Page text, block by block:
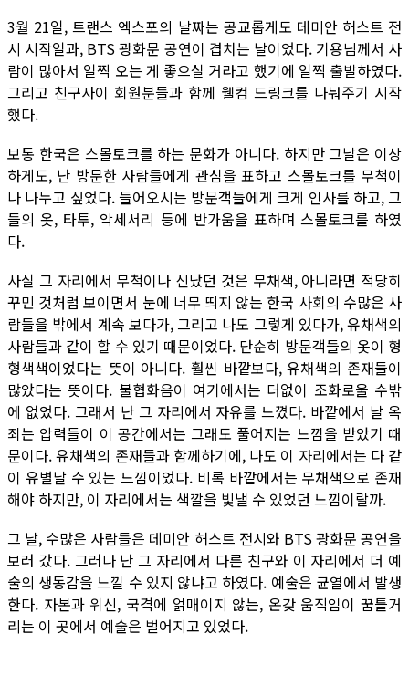
3월 21일, 트랜스 엑스포의 날짜는 공교롭게도 데미안 허스트 전
시 시작일과, BTS 광화문 공연이 겹치는 날이었다. 기용님께서 사
람이 많아서 일찍 오는 게 좋으실 거라고 했기에 일찍 출발하였다.
그리고 친구사이 회원분들과 함께 웰컴 드링크를 나눠주기 시작
했다.
보통 한국은 스몰토크를 하는 문화가 아니다. 하지만 그날은 이상
하게도, 난 방문한 사람들에게 관심을 표하고 스몰토크를 무척이
나 나누고 싶었다. 들어오시는 방문객들에게 크게 인사를 하고, 그
들의 옷, 타투, 악세서리 등에 반가움을 표하며 스몰토크를 하였
다.
사실 그 자리에서 무척이나 신났던 것은 무채색, 아니라면 적당히
꾸민 것처럼 보이면서 눈에 너무 띄지 않는 한국 사회의 수많은 사
람들을 밖에서 계속 보다가, 그리고 나도 그렇게 있다가, 유채색의
사람들과 같이 할 수 있기 때문이었다. 단순히 방문객들의 옷이 형
형색색이었다는 뜻이 아니다. 훨씬 바깥보다, 유채색의 존재들이
많았다는 뜻이다. 불협화음이 여기에서는 더없이 조화로울 수밖
에 없었다. 그래서 난 그 자리에서 자유를 느꼈다. 바깥에서 날 옥
죄는 압력들이 이 공간에서는 그래도 풀어지는 느낌을 받았기 때
문이다. 유채색의 존재들과 함께하기에, 나도 이 자리에서는 다 같
이 유별날 수 있는 느낌이었다. 비록 바깥에서는 무채색으로 존재
해야 하지만, 이 자리에서는 색깔을 빛낼 수 있었던 느낌이랄까.
그 날, 수많은 사람들은 데미안 허스트 전시와 BTS 광화문 공연을
보러 갔다. 그러나 난 그 자리에서 다른 친구와 이 자리에서 더 예
술의 생동감을 느낄 수 있지 않냐고 하였다. 예술은 균열에서 발생
한다. 자본과 위신, 국격에 얽매이지 않는, 온갖 움직임이 꿈틀거
리는 이 곳에서 예술은 벌어지고 있었다.